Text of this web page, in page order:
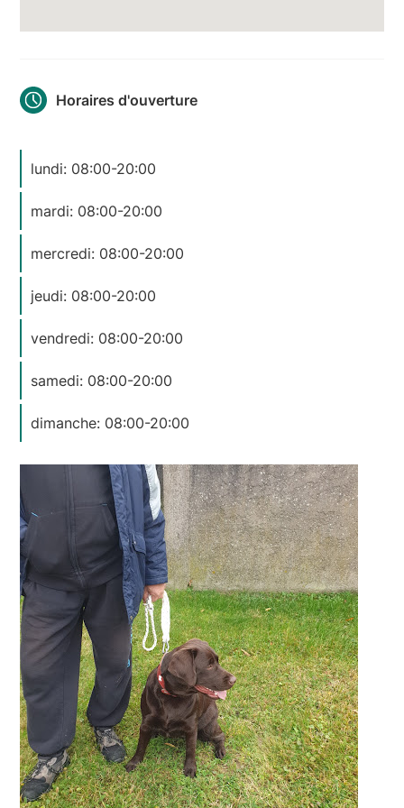
Horaires d'ouverture
lundi: 08:00-20:00
mardi: 08:00-20:00
mercredi: 08:00-20:00
jeudi: 08:00-20:00
vendredi: 08:00-20:00
samedi: 08:00-20:00
dimanche: 08:00-20:00